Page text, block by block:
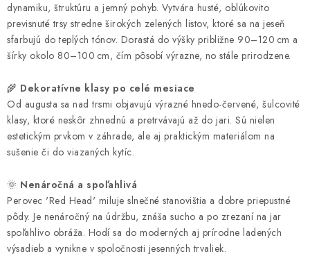
dynamiku, štruktúru a jemný pohyb. Vytvára husté, oblúkovito
previsnuté trsy stredne širokých zelených listov, ktoré sa na jeseň
sfarbujú do teplých tónov. Dorastá do výšky približne 90–120 cm a
šírky okolo 80–100 cm, čím pôsobí výrazne, no stále prirodzene.
🌾 Dekoratívne klasy po celé mesiace
Od augusta sa nad trsmi objavujú výrazné hnedo-červené, šulcovité
klasy, ktoré neskôr zhnednú a pretrvávajú až do jari. Sú nielen
estetickým prvkom v záhrade, ale aj praktickým materiálom na
sušenie či do viazaných kytíc.
🌞 Nenáročná a spoľahlivá
Perovec 'Red Head' miluje slnečné stanovištia a dobre priepustné
pôdy. Je nenáročný na údržbu, znáša sucho a po zrezaní na jar
spoľahlivo obráža. Hodí sa do moderných aj prírodne ladených
výsadieb a vynikne v spoločnosti jesenných trvaliek.